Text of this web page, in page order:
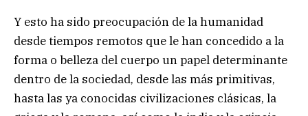
Y esto ha sido preocupación de la humanidad
desde tiempos remotos que le han concedido a la
forma o belleza del cuerpo un papel determinante
dentro de la sociedad, desde las más primitivas,
hasta las ya conocidas civilizaciones clásicas, la